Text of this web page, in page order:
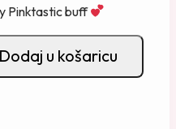
Pinktastic buff
Dodaj u košaricu